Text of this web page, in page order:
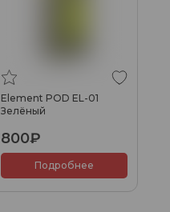
Element POD EL-01
Зелёный
800₽
Подробнее